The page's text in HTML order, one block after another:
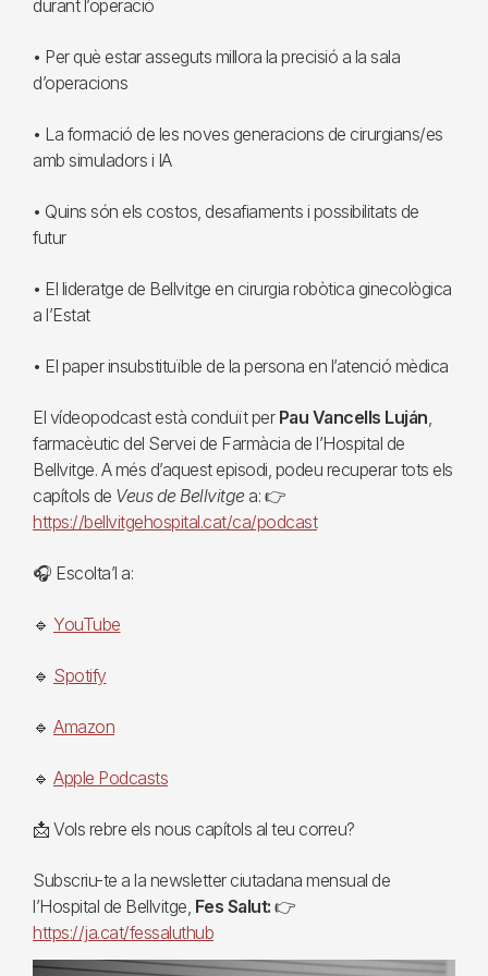
durant l’operació
• Per què estar asseguts millora la precisió a la sala
d’operacions
• La formació de les noves generacions de cirurgians/es
amb simuladors i IA
• Quins són els costos, desafiaments i possibilitats de
futur
• El lideratge de Bellvitge en cirurgia robòtica ginecològica
a l’Estat
• El paper insubstituïble de la persona en l’atenció mèdica
El vídeopodcast està conduït per Pau Vancells Luján,
farmacèutic del Servei de Farmàcia de l’Hospital de
Bellvitge. A més d’aquest episodi, podeu recuperar tots els
capítols de Veus de Bellvitge a: 👉
https://bellvitgehospital.cat/ca/podcast
🎧 Escolta’l a:
🔹 YouTube
🔹 Spotify
🔹 Amazon
🔹 Apple Podcasts
📩 Vols rebre els nous capítols al teu correu?
Subscriu-te a la newsletter ciutadana mensual de
l’Hospital de Bellvitge, Fes Salut: 👉
https://ja.cat/fessaluthub